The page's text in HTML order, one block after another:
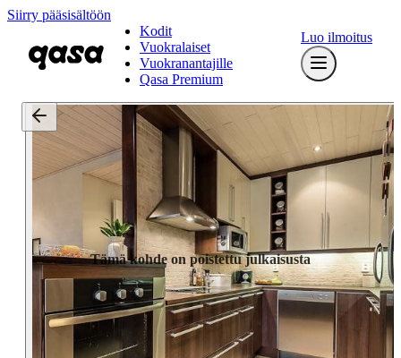
Siirry pääsisältöön
Kodit
Vuokralaiset
Vuokranantajille
Qasa Premium
Luo ilmoitus
Tämä kohde on poistettu julkaisusta